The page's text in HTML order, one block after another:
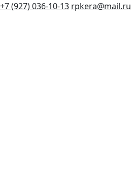
+7 (927) 036-10-13 rpkera@mail.ru